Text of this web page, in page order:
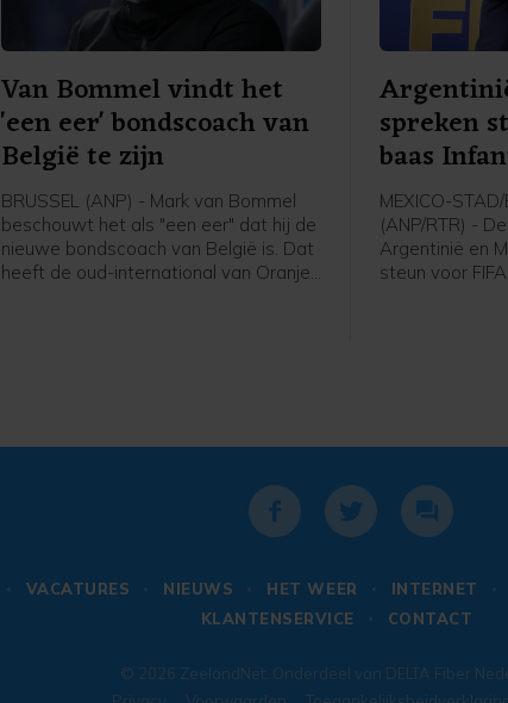
Van Bommel vindt het
'een eer' bondscoach van
België te zijn
BRUSSEL (ANP) - Mark van Bommel
beschouwt het als "een eer" dat hij de
nieuwe bondscoach van België is. Dat
heeft de oud-international van Oranje
spreken
baas
MEXICO-
(ANP/RTR) -
Argentinië en
steun voor
VACATURES NIEUWS HET WEER INTERNET
KLANTENSERVICE
CONTACT
© 2026 ZeelandNet . Onderdeel van DELTA Fiber